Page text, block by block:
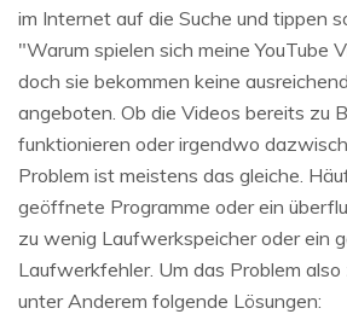
im Internet auf die Suche und tippen
"Warum spielen sich meine YouTube
doch sie bekommen keine
angeboten. Ob die Videos bereits zu
funktionieren oder irgendwo
Problem ist meistens das gleiche.
geöffnete Programme oder ein
zu wenig Laufwerkspeicher oder ein
Laufwerkfehler. Um das Problem also
unter Anderem folgende Lösungen: